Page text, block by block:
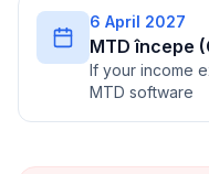
6 April 2027
MTD începe
If your income
MTD software